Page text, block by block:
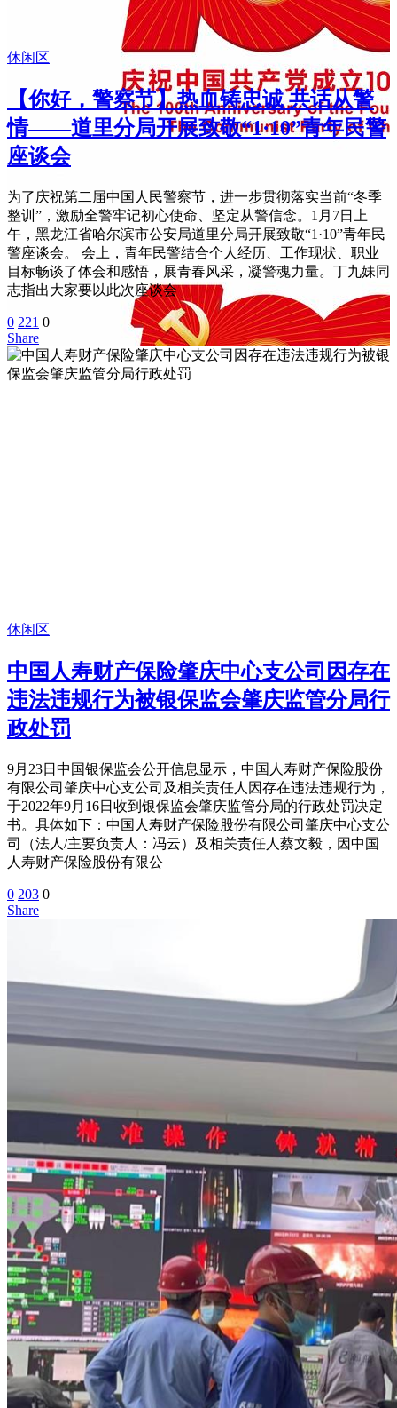
休闲区
【你好，警察节】热血铸忠诚 共话从警
情——道里分局开展致敬“1·10”青年民警
座谈会
为了庆祝第二届中国人民警察节，进一步贯彻落实当前“冬季
整训”，激励全警牢记初心使命、坚定从警信念。1月7日上
午，黑龙江省哈尔滨市公安局道里分局开展致敬“1·10”青年民
警座谈会。 会上，青年民警结合个人经历、工作现状、职业
目标畅谈了体会和感悟，展青春风采，凝警魂力量。丁九妹同
志指出大家要以此次座谈会
0 221 0
Share
休闲区
中国人寿财产保险肇庆中心支公司因存在
违法违规行为被银保监会肇庆监管分局行
政处罚
9月23日中国银保监会公开信息显示，中国人寿财产保险股份
有限公司肇庆中心支公司及相关责任人因存在违法违规行为，
于2022年9月16日收到银保监会肇庆监管分局的行政处罚决定
书。具体如下：中国人寿财产保险股份有限公司肇庆中心支公
司（法人/主要负责人：冯云）及相关责任人蔡文毅，因中国
人寿财产保险股份有限公
0 203 0
Share